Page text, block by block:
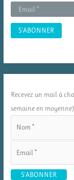
Recevez un mail à
semaine en